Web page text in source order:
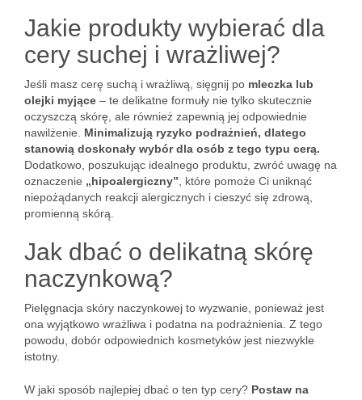
Jakie produkty wybierać dla
cery suchej i wrażliwej?
Jeśli masz cerę suchą i wrażliwą, sięgnij po mleczka lub
olejki myjące – te delikatne formuły nie tylko skutecznie
oczyszczą skórę, ale również zapewnią jej odpowiednie
nawilżenie. Minimalizują ryzyko podrażnień, dlatego
stanowią doskonały wybór dla osób z tego typu cerą.
Dodatkowo, poszukując idealnego produktu, zwróć uwagę na
oznaczenie „hipoalergiczny” , które pomoże Ci uniknąć
niepożądanych reakcji alergicznych i cieszyć się zdrową,
promienną skórą.
Jak dbać o delikatną skórę
naczynkową?
Pielęgnacja skóry naczynkowej to wyzwanie, ponieważ jest
ona wyjątkowo wrażliwa i podatna na podrażnienia. Z tego
powodu, dobór odpowiednich kosmetyków jest niezwykle
istotny.
W jaki sposób najlepiej dbać o ten typ cery? Postaw na